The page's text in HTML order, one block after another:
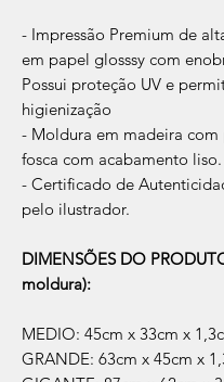
- Impressão Premium de
em papel glosssy com
Possui proteção UV e
higienização
- Moldura em madeira com
fosca com acabamento liso.
- Certificado de
pelo ilustrador.
DIMENSÕES DO
moldura):
MEDIO: 45cm x 33cm x
GRANDE: 63cm x 45cm x